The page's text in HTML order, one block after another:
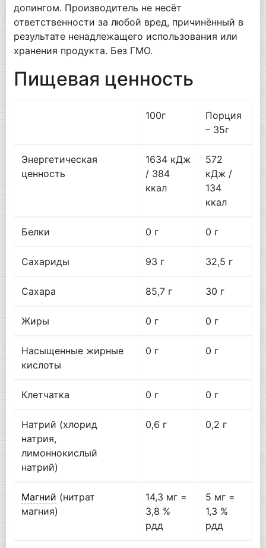
допингом. Производитель не несёт
ответственности за любой вред, причинённый в
результате ненадлежащего использования или
хранения продукта. Без ГМО.
Пищевая ценность
100г
Порция
– 35г
Энергетическая
ценность
1634 кДж
/ 384
ккал
572
кДж /
134
ккал
Белки 0 г 0 г
Сахариды 93 г 32,5 г
Сахара 85,7 г 30 г
Жиры 0 г 0 г
Насыщенные жирные
кислоты
0 г 0 г
Клетчатка 0 г 0 г
Натрий (хлорид
натрия,
лимоннокислый
натрий)
0,6 г 0,2 г
Магний (нитрат
магния)
14,3 мг =
3,8 %
рдд
5 мг =
1,3 %
рдд